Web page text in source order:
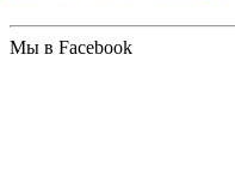
Мы в Facebook